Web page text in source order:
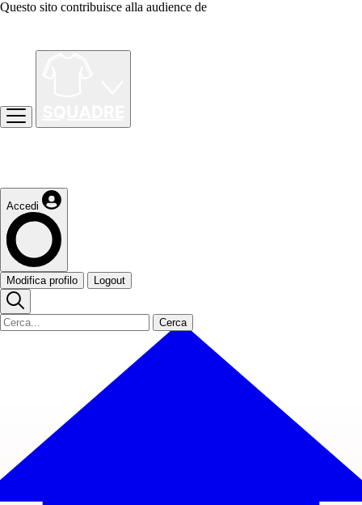
Questo sito contribuisce alla audience de
Accedi
Modifica profilo Logout
Cerca